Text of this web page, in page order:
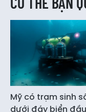
Mỹ có trạm sinh
dưới đáy biển